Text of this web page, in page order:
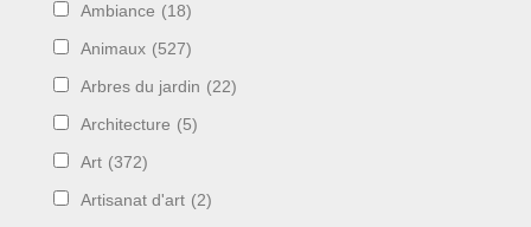
Ambiance (18)
Animaux (527)
Arbres du jardin (22)
Architecture (5)
Art (372)
Artisanat d'art (2)